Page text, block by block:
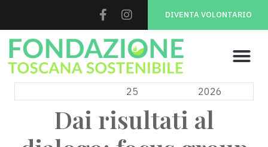
DIVENTA VOLONTARIO
25 2026
Dai risultati al